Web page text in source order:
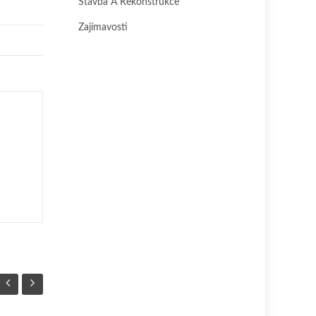
Stavba A Rekonstrukce
Zajímavosti